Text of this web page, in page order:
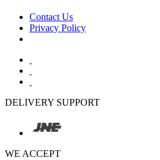
Contact Us
Privacy Policy
DELIVERY SUPPORT
WE ACCEPT